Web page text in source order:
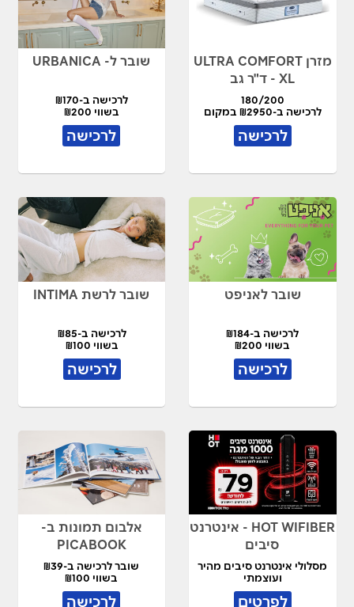
מזרן ULTRA COMFORT
XL - ד"ר גב
180/200
לרכישה ב-₪2950 במקום
₪5900
לרכישה
שובר ל- URBANICA
לרכישה ב-₪170
בשווי ₪200
לרכישה
שובר לאניפט
לרכישה ב-₪184
בשווי ₪200
לרכישה
שובר לרשת INTIMA
לרכישה ב-₪85
בשווי ₪100
לרכישה
HOT WIFIBER - אינטרנט
סיבים
מסלולי אינטרנט סיבים מהיר
ועוצמתי
לפרטים
אלבום תמונות ב-
PICABOOK
שובר לרכישה ב-₪39
בשווי ₪100
לרכישה